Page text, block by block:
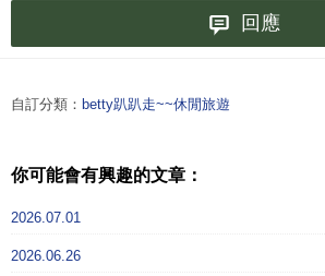
回應
自訂分類： betty趴趴走~~休閒旅遊
你可能會有興趣的文章：
2026.07.01
2026.06.26